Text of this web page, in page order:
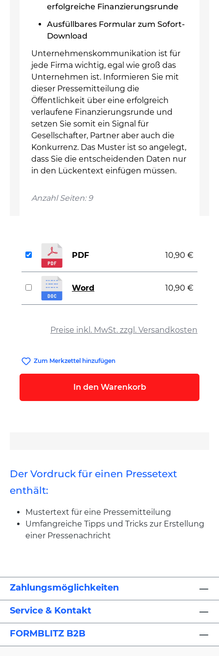
erfolgreiche Finanzierungsrunde
Ausfüllbares Formular zum Sofort-
Download
Unternehmenskommunikation ist für
jede Firma wichtig, egal wie groß das
Unternehmen ist. Informieren Sie mit
dieser Pressemitteilung die
Öffentlichkeit über eine erfolgreich
verlaufene Finanzierungsrunde und
setzen Sie somit ein Signal für
Gesellschafter, Partner aber auch die
Konkurrenz. Das Muster ist so angelegt,
dass Sie die entscheidenden Daten nur
in den Lückentext einfügen müssen.
Anzahl Seiten: 9
Preise inkl. MwSt. zzgl. Versandkosten
PDF 10,90 €
Word 10,90 €
Zum Merkzettel hinzufügen
In den Warenkorb
Der Vordruck für einen Pressetext
enthält:
Mustertext für eine Pressemitteilung
Umfangreiche Tipps und Tricks zur Erstellung
einer Pressenachricht
Zahlungsmöglichkeiten
Service & Kontakt
FORMBLITZ B2B